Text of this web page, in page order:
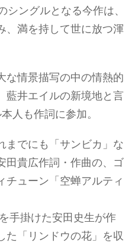
ングルとなる今作は、
、満を持して世に放つ渾
な情景描写の中の情熱的
藍井エイルの新境地と言
人も作詞に参加。
までにも「サンビカ」な
田貴広作詞・作曲の、ゴ
チューン「空蝉アルティ
手掛けた安田史生が作
た「リンドウの花」を収